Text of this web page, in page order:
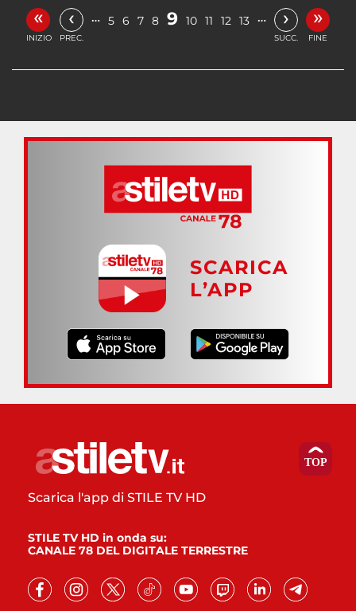
«
INIZIO
‹
PREC.
… 5 6 7 8 9 10 11 12 13 … ›
SUCC.
»
FINE
SCARICA
L’APP
Scarica l'app di STILE TV HD
STILE TV HD in onda su:
CANALE 78 DEL DIGITALE TERRESTRE